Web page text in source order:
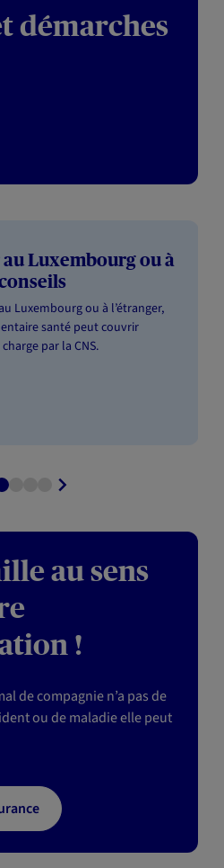
démarches
Luxembourg ou à
Luxembourg ou à l’étranger,
santé peut couvrir
par la CNS.
au sens
!
de compagnie n’a pas de
ou de maladie elle peut